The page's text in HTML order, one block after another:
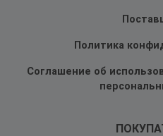
Политика
Соглашение об